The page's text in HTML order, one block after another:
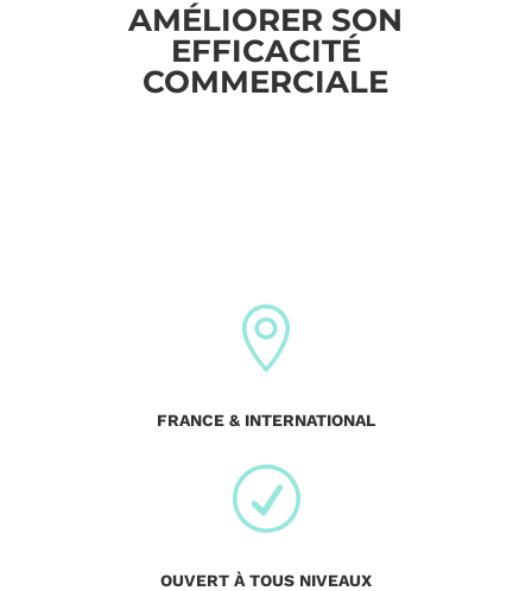
AMÉLIORER SON
EFFICACITÉ
COMMERCIALE

FRANCE & INTERNATIONAL
R
OUVERT À TOUS NIVEAUX